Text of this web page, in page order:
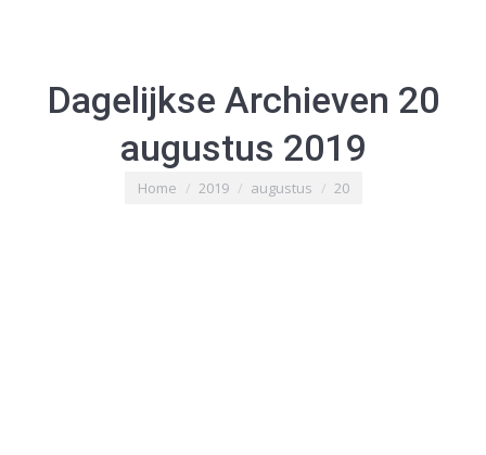
Dagelijkse Archieven 20
augustus 2019
Je bent hier:
Home 2019 augustus 20